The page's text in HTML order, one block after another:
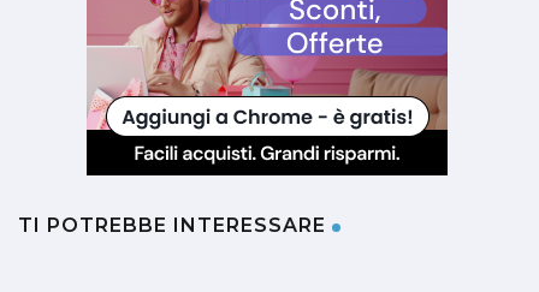
TI POTREBBE INTERESSARE